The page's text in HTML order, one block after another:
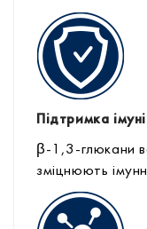
Підтримка
β-1,3-глюкани
зміцнюють